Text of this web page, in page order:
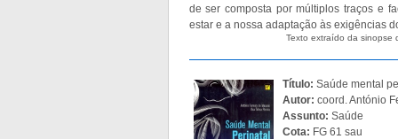
de ser composta por múltiplos traços e
estar e a nossa adaptação às exigências
Texto extraído da sinopse
Título: Saúde mental
Autor: coord. António
Assunto: Saúde
Cota: FG 61 sau